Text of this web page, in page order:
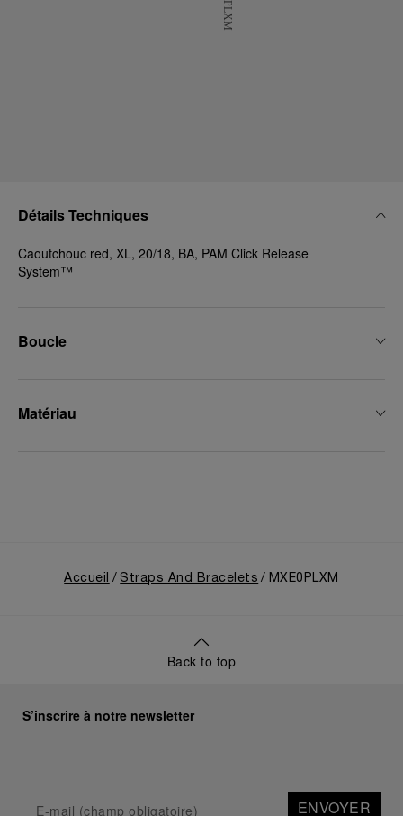
Détails Techniques
Caoutchouc red, XL, 20/18, BA, PAM Click Release
System™
Boucle
Matériau
Accueil Straps And Bracelets MXE0PLXM
Back to top
S’inscrire à notre newsletter
ENVOYER
En cliquant sur « Tout refuser », vous
donnez votre consentement uniquement